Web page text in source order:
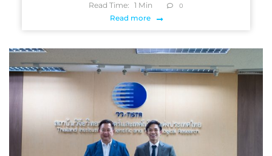
Read Time: 1 Min 0
Read more